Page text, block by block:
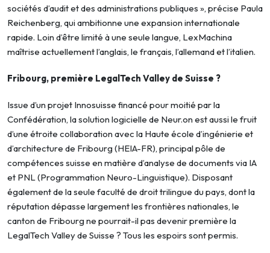
sociétés d’audit et des administrations publiques », précise Paula
Reichenberg, qui ambitionne une expansion internationale
rapide. Loin d’être limité à une seule langue, LexMachina
maîtrise actuellement l’anglais, le français, l’allemand et l’italien.
Fribourg, première LegalTech Valley de Suisse ?
Issue d’un projet Innosuisse financé pour moitié par la
Confédération, la solution logicielle de Neur.on est aussi le fruit
d’une étroite collaboration avec la Haute école d’ingénierie et
d’architecture de Fribourg (HEIA-FR), principal pôle de
compétences suisse en matière d’analyse de documents via IA
et PNL (Programmation Neuro-Linguistique). Disposant
également de la seule faculté de droit trilingue du pays, dont la
réputation dépasse largement les frontières nationales, le
canton de Fribourg ne pourrait-il pas devenir première la
LegalTech Valley de Suisse ? Tous les espoirs sont permis.